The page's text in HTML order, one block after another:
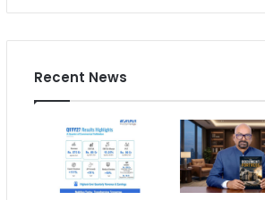
Recent News